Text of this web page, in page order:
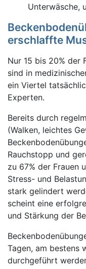
Unterwäsche,
erschlaffte
Nur 15 bis 20% der
sind in
ein Viertel
Experten.
Bereits durch
(Walken, leichtes
Rauchstopp und
zu 67% der Frauen
Stress- und
stark gelindert
scheint eine
und Stärkung der
Tagen, am bestens
durchgeführt